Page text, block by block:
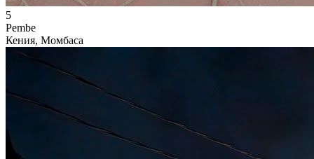
5
Pembe
Кения, Момбаса